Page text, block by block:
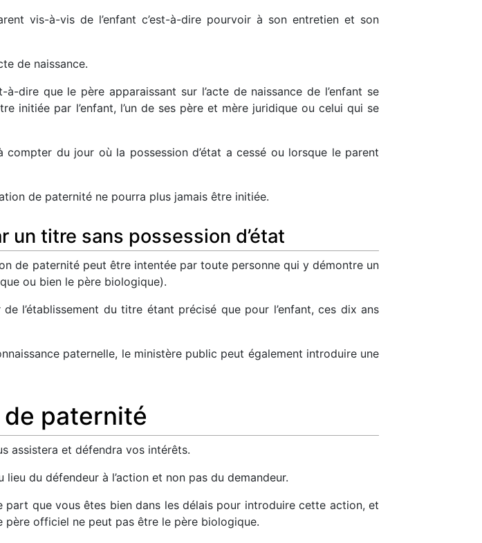
vis-à-vis de l’enfant c’est-à-dire pourvoir à son entretien et son
de naissance.
dire que le père apparaissant sur l’acte de naissance de l’enfant se
initiée par l’enfant, l’un de ses père et mère juridique ou celui qui se
du jour où la possession d’état a cessé ou lorsque le parent
de paternité ne pourra plus jamais être initiée.
un titre sans possession d’état
de paternité peut être intentée par toute personne qui y démontre un
ou bien le père biologique).
l’établissement du titre étant précisé que pour l’enfant, ces dix ans
paternelle, le ministère public peut également introduire une
paternité
assistera et défendra vos intérêts.
du défendeur à l’action et non pas du demandeur.
part que vous êtes bien dans les délais pour introduire cette action, et
père officiel ne peut pas être le père biologique.